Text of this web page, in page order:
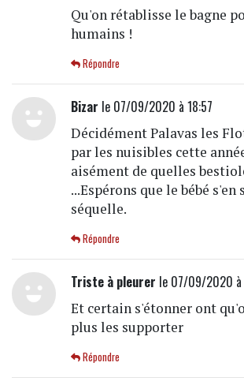
Qu'on rétablisse le bagne
humains !
Répondre
Bizar le 07/09/2020 à 18:57
Décidément Palavas les
par les nuisibles cette
aisément de quelles
...Espérons que le bébé s'en
séquelle.
Répondre
Triste à pleurer le 07/09/2020 à
Et certain s'étonner ont
plus les supporter
Répondre